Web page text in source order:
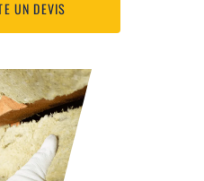
UN DEVIS